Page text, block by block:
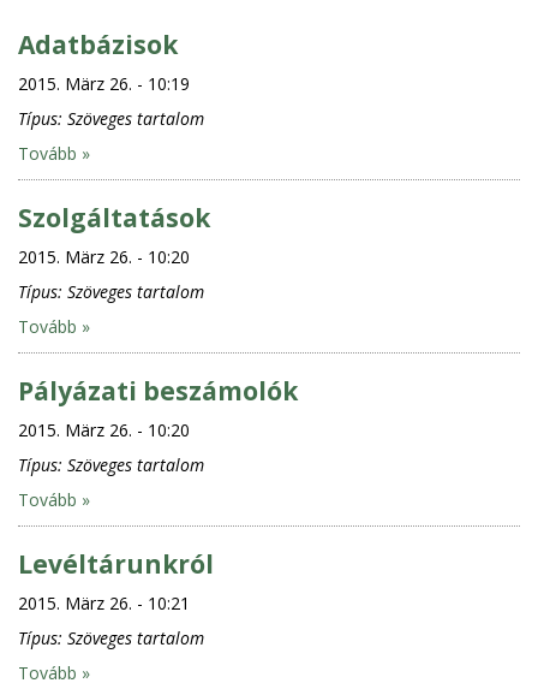
Adatbázisok
2015. März 26. - 10:19
Típus: Szöveges tartalom
Tovább »
Szolgáltatások
2015. März 26. - 10:20
Típus: Szöveges tartalom
Tovább »
Pályázati beszámolók
2015. März 26. - 10:20
Típus: Szöveges tartalom
Tovább »
Levéltárunkról
2015. März 26. - 10:21
Típus: Szöveges tartalom
Tovább »